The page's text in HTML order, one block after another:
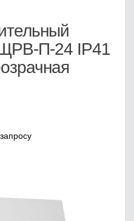
П-24 IP41